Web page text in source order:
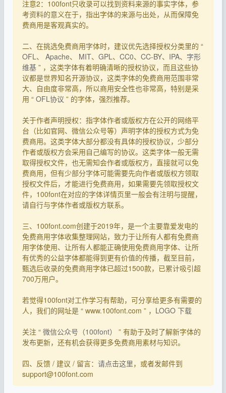
注意2：100font只收录可以找到资料来源的事实字体，参
考资料的意义在于，指出字体的来源与出处，从而保障免
费商用是客观真实的。
二、在挑选免费商用字体时，建议优先选择授权分类里的 “
OFL、 Apache、 MIT、 GPL、 CC0、 CC-BY、 IPA、 字形
维基 ” ，这类字体有着明确清晰的授权协议，而且这些协
议都是世界知名开源协议，这类字体的免费商用范围非常
大、自由度非常高，所以商用安全性也非常高，特别是采
用 “ OFL协议 ” 的字体，强烈推荐。
关于作者声明授权：指字体作者或版权方在公开的网络平
台（比如官网、微信公众号等）声明字体的授权方式为免
费商用。这类字体大部分都没有具体的授权协议，少部分
作者或版权方会采用自己编写的协议。这类字体一般无需
取得授权文件，也无需知会作者或版权方，直接就可以免
费商用，但有少部分字体可能需要先向作者或版权方领取
授权文件后，才能进行免费商用，如果需要先领取授权文
件，100font在对应的字体详情页里一般会有注明与提醒，
请自行与字体作者或版权方联系。
三、100font.com创建于2019年，是一个主要靠爱发电的
免费商用字体收集整理网站，致力于让所有人都有免费商
用字体使用、让所有人都能正确使用免费商用字体、让所
有优秀的公益字体都能得到更有价值的传播，截至目前，
甄选后收录的免费商用字体已超过1500款，已累计吸引超
700万用户。
若觉得100font对工作学习有帮助，可分享给更多有需要的
人，我们的网址是 “ www.100font.com ” ， LOGO 下载
关注 “ 微信公众号（100font）
” 有助于及时了解新字体的
发布更新，还有机会获得更多免费商用素材与知识。
四、反馈 / 建议 / 留言： 请点击这里，或者发邮件到
support@100font.com